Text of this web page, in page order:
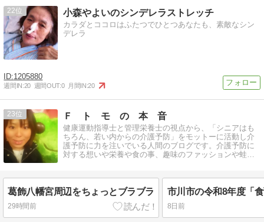
22 小森やよいのシンデレラストレッチ
カラダとココロはふたつでひとつあなたも、素敵なシン
デレラ
1205880
週間IN:20 週間OUT:0 月間IN:20
23 Ｆ ト モ の 本 音
健康運動指導士と管理栄養士の視点から、「シニアはも
ちろん、若い内からの介護予防」をモットーに活動し介
護予防に力を注いでいる人間のブログです。介護予防に
対する想いや栄養や食の事、趣味のファッションや蛙に
葛飾八幡宮周辺をちょっとブラブラ
29時間前 8日前